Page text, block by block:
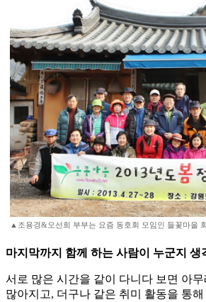
▲조용경&오선희 부부는 요즘 동호회 모임인 들꽃마을
마지막까지 함께 하는 사람이 누군지 생
서로 많은 시간을 같이 다니다 보면 아
많아지고, 더구나 같은 취미 활동을 통